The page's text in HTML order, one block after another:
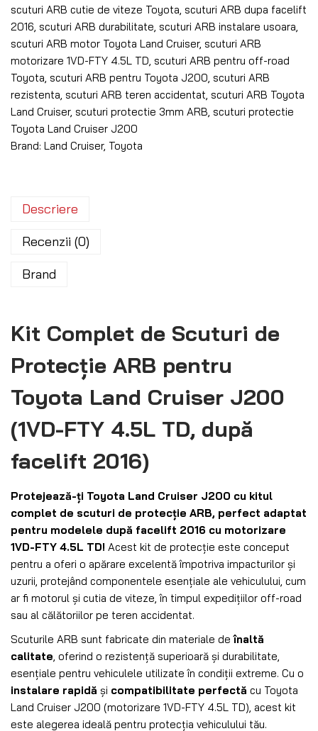
scuturi ARB cutie de viteze Toyota scuturi ARB dupa facelift
2016 scuturi ARB durabilitate scuturi ARB instalare usoara
scuturi ARB motor Toyota Land Cruiser, scuturi ARB
motorizare 1VD-FTY 4.5L TD scuturi ARB pentru off-road
Toyota scuturi ARB pentru Toyota J200 scuturi ARB
rezistenta scuturi ARB teren accidentat scuturi ARB Toyota
Land Cruiser, scuturi protectie 3mm ARB scuturi protectie
Toyota Land Cruiser J200
Brand: Land Cruiser, Toyota
Descriere
Recenzii (0)
Brand
Kit Complet de Scuturi de
Protecție ARB pentru
Toyota Land Cruiser J200
(1VD-FTY 4.5L TD, după
facelift 2016)
Protejează-ți Toyota Land Cruiser J200 cu kitul
complet de scuturi de protecție ARB, perfect adaptat
pentru modelele după facelift 2016 cu motorizare
1VD-FTY 4.5L TD! Acest kit de protecție este conceput
pentru a oferi o apărare excelentă împotriva impacturilor și
uzurii, protejând componentele esențiale ale vehiculului, cum
ar fi motorul și cutia de viteze, în timpul expedițiilor off-road
sau al călătoriilor pe teren accidentat.
Scuturile ARB sunt fabricate din materiale deînaltă
calitate , oferind o rezistență superioară și durabilitate,
esențiale pentru vehiculele utilizate în condiții extreme. Cu o
instalare rapidă și compatibilitate perfectă cu Toyota
Land Cruiser J200 (motorizare 1VD-FTY 4.5L TD), acest kit
este alegerea ideală pentru protecția vehiculului tău.